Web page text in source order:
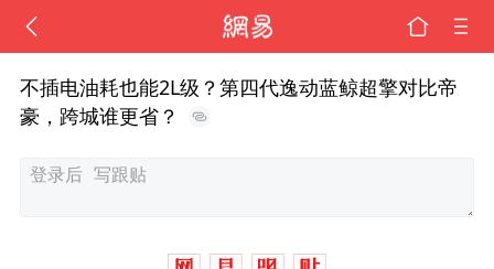
不插电油耗也能2L级？第四代逸动蓝鲸超擎对比帝
豪，跨城谁更省？